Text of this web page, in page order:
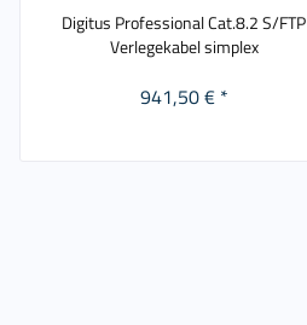
Digitus Professional Cat.8.2 S/FTP
Verlegekabel simplex
941,50 € *